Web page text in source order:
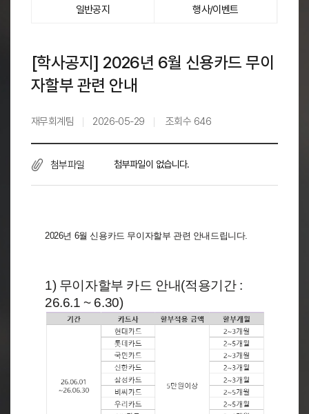
일반공지 행사/이벤트
[학사공지] 2026년 6월 신용카드 무이
자할부 관련 안내
재무회계팀 2026-05-29 조회수 646
첨부파일 첨부파일이 없습니다.
2026년 6월 신용카드 무이자할부 관련 안내드립니다.
1) 무이자할부 카드 안내(적용기간 :
26.6.1 ~ 6.30)